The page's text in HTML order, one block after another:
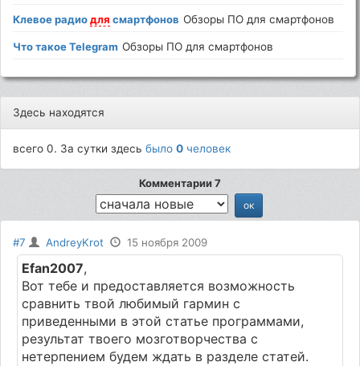
Клевое радиодля смартфонов Обзоры ПО для смартфонов
Что такое Telegram Обзоры ПО для смартфонов
Здесь находятся
всего 0. За сутки здесьбыло0 человек
Комментарии 7
#7 AndreyKrot 15 ноября 2009
Efan2007,
Вот тебе и предоставляется возможность
сравнить твой любимый гармин с
приведенными в этой статье программами,
результат твоего мозготворчества с
нетерпением будем ждать в разделе статей.